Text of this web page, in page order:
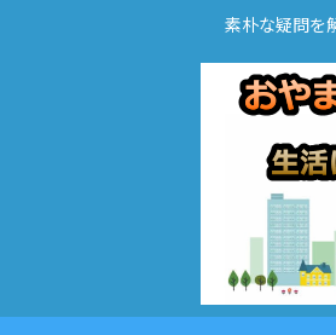
素朴な疑問を